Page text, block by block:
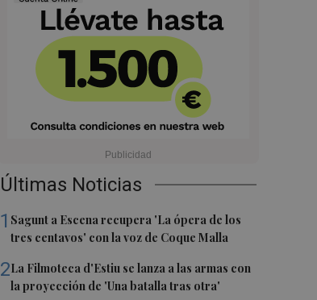
Últimas Noticias
1 Sagunt a Escena recupera 'La ópera de los
tres centavos' con la voz de Coque Malla
2La Filmoteca d'Estiu se lanza a las armas con
la proyección de 'Una batalla tras otra'